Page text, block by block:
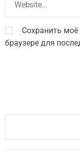
Сохранить
браузере для